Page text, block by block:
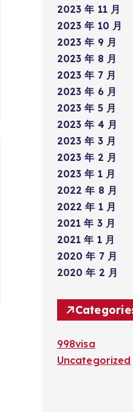
2023 年 11 月
2023 年 10 月
2023 年 9 月
2023 年 8 月
2023 年 7 月
2023 年 6 月
2023 年 5 月
2023 年 4 月
2023 年 3 月
2023 年 2 月
2023 年 1 月
2022 年 8 月
2022 年 1 月
2021 年 3 月
2021 年 1 月
2020 年 7 月
2020 年 2 月
998visa
Uncategorized